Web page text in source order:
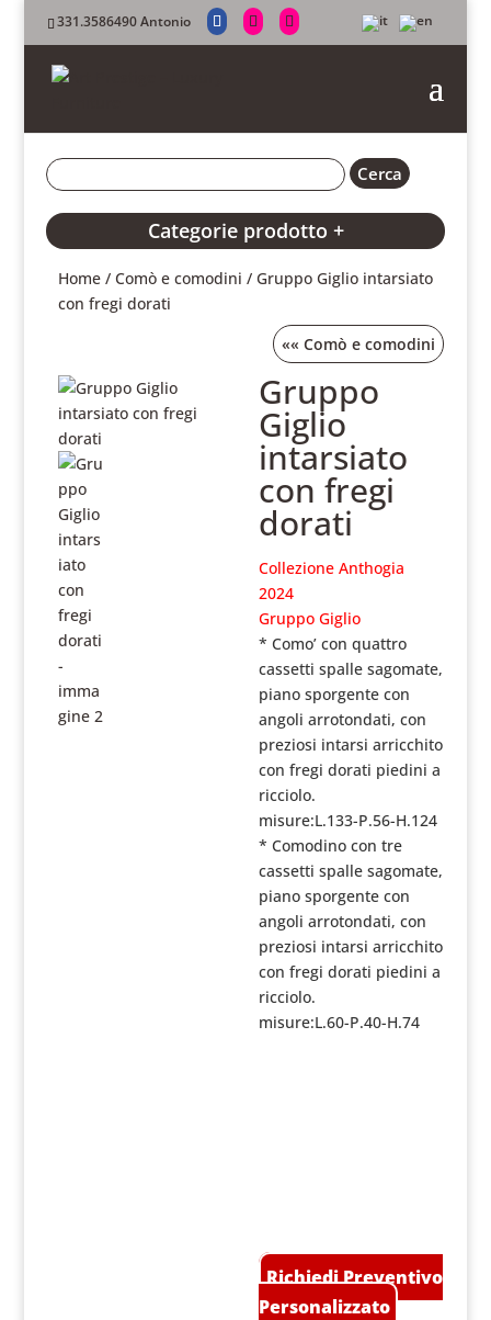
331.3586490 Antonio
Categorie prodotto +
Home /Comò e comodini / Gruppo Giglio intarsiato
con fregi dorati
««Comò e comodini
Gruppo
Giglio
intarsiato
con fregi
dorati
Collezione Anthogia
2024
Gruppo Giglio
* Como’ con quattro
cassetti spalle sagomate,
piano sporgente con
angoli arrotondati, con
preziosi intarsi arricchito
con fregi dorati piedini a
ricciolo.
misure:L.133-P.56-H.124
* Comodino con tre
cassetti spalle sagomate,
piano sporgente con
angoli arrotondati, con
preziosi intarsi arricchito
con fregi dorati piedini a
ricciolo.
misure:L.60-P.40-H.74
Richiedi Preventivo
Personalizzato